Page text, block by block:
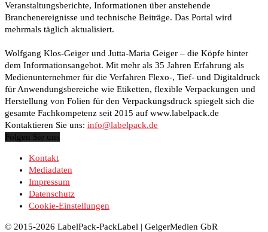
Veranstaltungsberichte, Informationen über anstehende
Branchenereignisse und technische Beiträge. Das Portal wird
mehrmals täglich aktualisiert.
Wolfgang Klos-Geiger und Jutta-Maria Geiger – die Köpfe hinter
dem Informationsangebot. Mit mehr als 35 Jahren Erfahrung als
Medienunternehmer für die Verfahren Flexo-, Tief- und Digitaldruck
für Anwendungsbereiche wie Etiketten, flexible Verpackungen und
Herstellung von Folien für den Verpackungsdruck spiegelt sich die
gesamte Fachkompetenz seit 2015 auf www.labelpack.de
Kontaktieren Sie uns: info@labelpack.de
Folgen Sie uns
Kontakt
Mediadaten
Impressum
Datenschutz
Cookie-Einstellungen
© 2015-2026 LabelPack-PackLabel | GeigerMedien GbR